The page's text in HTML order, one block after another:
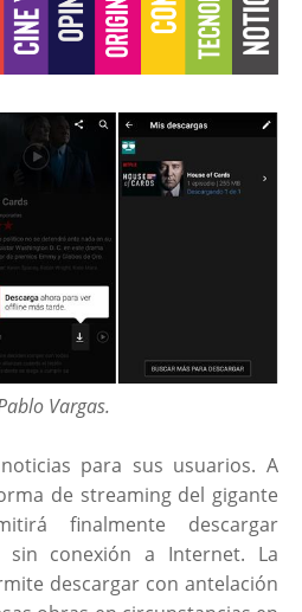
Vargas.
para sus usuarios. A
de streaming del gigante
finalmente descargar
sin conexión a Internet. La
descargar con antelación